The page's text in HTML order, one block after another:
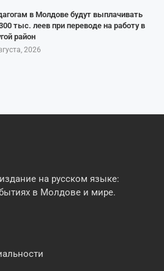
в Молдове будут выплачивать
тыс. леев при переводе на работу в
район
2026
на русском языке:
в Молдове и мире.